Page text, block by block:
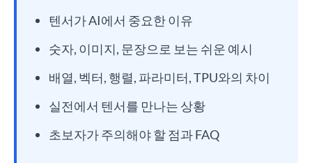
텐서가 AI에서 중요한 이유
숫자, 이미지, 문장으로 보는 쉬운 예시
배열, 벡터, 행렬, 파라미터, TPU와의 차이
실전에서 텐서를 만나는 상황
초보자가 주의해야 할 점과 FAQ